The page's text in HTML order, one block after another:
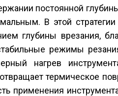
постоянной
В этой
глубины врезания,
режимы
нагрев
термическое
применения